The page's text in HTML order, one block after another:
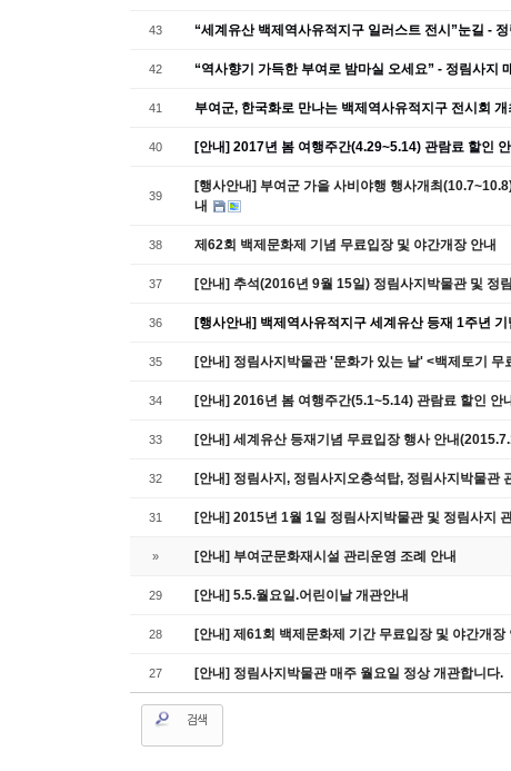
43 “세계유산 백제역사유적지구 일러스트 전시”눈길 -
42 “역사향기 가득한 부여로 밤마실 오세요” - 정림사지
41 부여군, 한국화로 만나는 백제역사유적지구 전시회
40 [안내] 2017년 봄 여행주간(4.29~5.14) 관람료 할인
39
[행사안내] 부여군 가을 사비야행 행사개최
내
38 제62회 백제문화제 기념 무료입장 및 야간개장 안내
37 [안내] 추석(2016년 9월 15일) 정림사지박물관 및 정
36 [행사안내] 백제역사유적지구 세계유산 등재 1주년 기
35 [안내] 정림사지박물관 '문화가 있는 날' <백제토기 무
34 [안내] 2016년 봄 여행주간(5.1~5.14) 관람료 할인 안
33 [안내] 세계유산 등재기념 무료입장 행사 안내
32 [안내] 정림사지, 정림사지오층석탑, 정림사지박물관
31 [안내] 2015년 1월 1일 정림사지박물관 및 정림사지
» [안내] 부여군문화재시설 관리운영 조례 안내
29 [안내] 5.5.월요일.어린이날 개관안내
28 [안내] 제61회 백제문화제 기간 무료입장 및 야간개장
27 [안내] 정림사지박물관 매주 월요일 정상 개관합니다.
검색